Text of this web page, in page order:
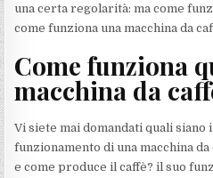
una certa regolarità: ma come
come funziona una macchina da
Come funziona
macchina da
Vi siete mai domandati quali siano
funzionamento di una macchina
e come produce il caffè? il suo